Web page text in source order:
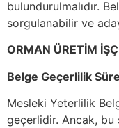
bulundurulmalıdır.
sorgulanabilir ve
ORMAN ÜRETİM
Belge Geçerlilik
Mesleki Yeterlilik
geçerlidir. Ancak, bu